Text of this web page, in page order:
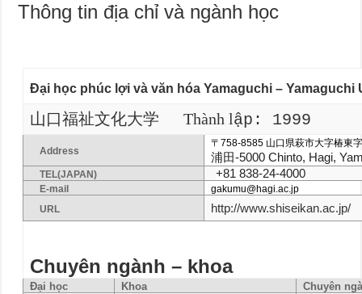
Thông tin địa chỉ và ngành học
Đại học phúc lợi và văn hóa Yamaguchi – Yamaguchi
山口福祉文化大学 Thành lập: 1999
Address
〒 758-8585 山口県萩市大字椿東
浦田-5000 Chinto, Hagi,
TEL(JAPAN) +81 838-24-4000
E-mail
gakumu@hagi.ac.jp
URL
http://www.shiseikan.ac.jp/
Chuyên ngành – khoa
Đại học Khoa
Chuyên